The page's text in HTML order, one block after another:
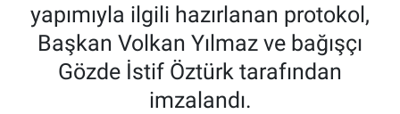
yapımıyla ilgili hazırlanan protokol,
Başkan Volkan Yılmaz ve bağışçı
Gözde İstif Öztürk tarafından
imzalandı.
Son Dakika Haberleri
Haber Arşivi